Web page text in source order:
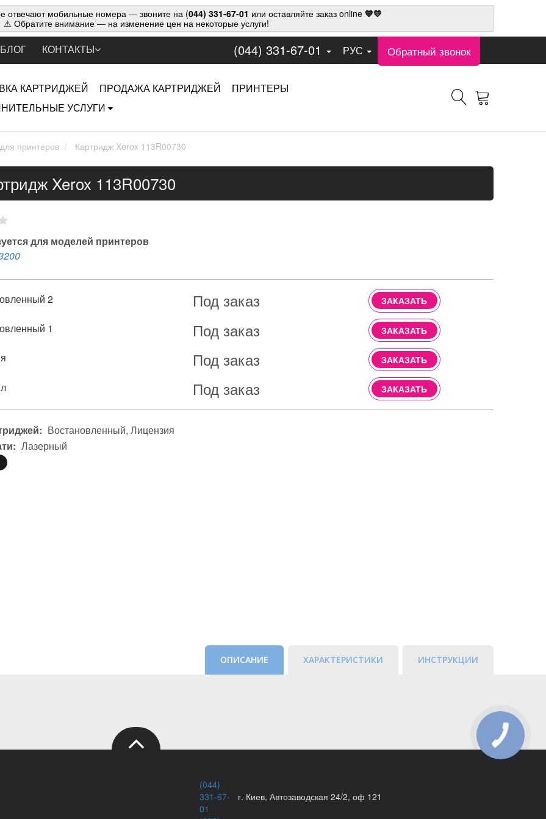
отвечают мобильные номера — звоните на (044) 331-67-01 или оставляйте заказ online 💙💛
⚠ Обратите внимание — на изменение цен на некоторые услуги!
БЛОГ КОНТАКТЫ (044) 331-67-01 РУС Обратный звонок
КАРТРИДЖЕЙ ПРОДАЖА КАРТРИДЖЕЙ
ПРИНТЕРЫ
УСЛУГИ
принтеров Картридж Xerox 113R00730
Xerox 113R00730
для моделей принтеров
2 Под заказ ЗАКАЗАТЬ
1 Под заказ ЗАКАЗАТЬ
Под заказ ЗАКАЗАТЬ
Под заказ ЗАКАЗАТЬ
Востановленный Лицензия
Лазерный
ОПИСАНИЕ ХАРАКТЕРИСТИКИ ИНСТРУКЦИИ
(044)
331-67-
01
г. Киев, Автозаводская 24/2, оф 121
КНОПКА
ЗВ'ЯЗКУ